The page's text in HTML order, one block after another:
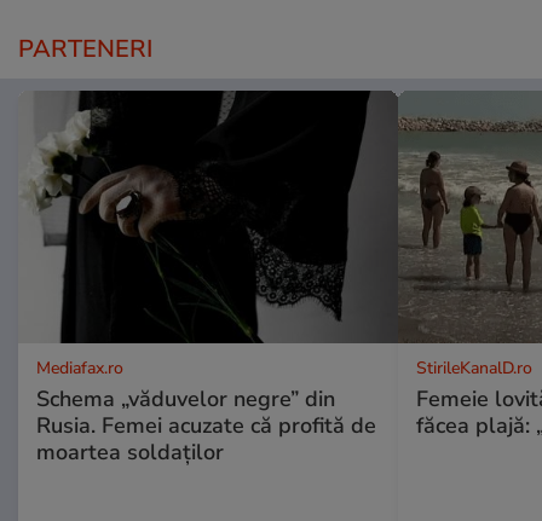
PARTENERI
Mediafax.ro
Schema „văduvelor negre” din
Rusia. Femei acuzate că profită de
moartea soldaților
StirileKanalD.ro
Femeie
făcea plajă: